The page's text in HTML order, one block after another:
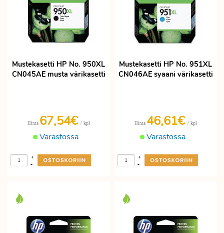
Mustekasetti HP No. 950XL
CN045AE musta värikasetti
Varastossa
Hinta 67,54€ / kpl
-
+
Mustekasetti HP No. 951XL
CN046AE syaani värikasetti
Varastossa
Hinta 46,61€ / kpl
-
+